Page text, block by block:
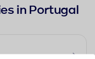
in Portugal